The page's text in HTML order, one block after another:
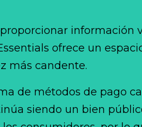
información
ofrece un
más candente.
de métodos de pago
siendo un bien